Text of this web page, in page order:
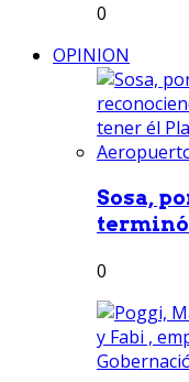
0
OPINION
Sosa,
0